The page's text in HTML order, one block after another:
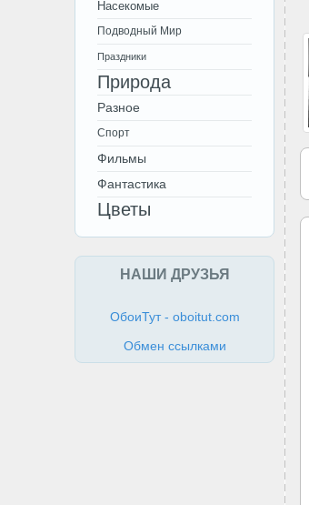
Насекомые
Подводный Мир
Праздники
Природа
Разное
Спорт
Фильмы
Фантастика
Цветы
НАШИ ДРУЗЬЯ
ОбоиТут - oboitut.com
Обмен ссылками